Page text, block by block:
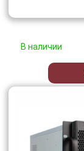
В наличии